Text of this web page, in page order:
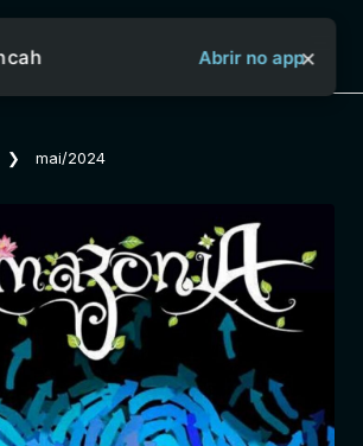
Sobre o Aya Bancah
Revistas
Jornais
Abrir no app×
❯ mai/2024